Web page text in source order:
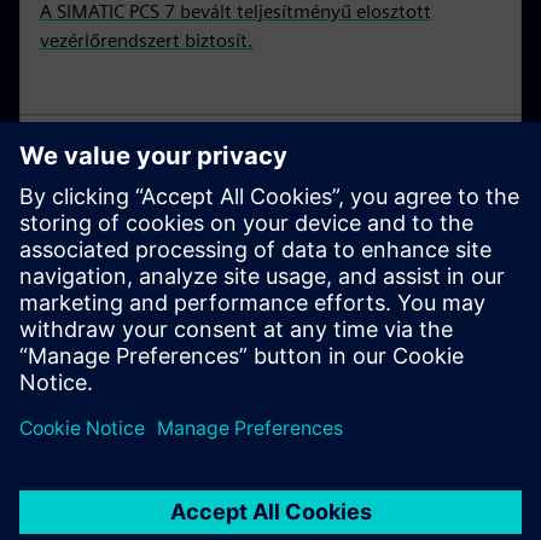
A SIMATIC PCS 7 bevált teljesítményű elosztott
vezérlőrendszert biztosít.
Digital transformation az
élelmiszer- és italgyártásban
Ismerje meg az élelmiszer- és italipar digitális
átalakulását.